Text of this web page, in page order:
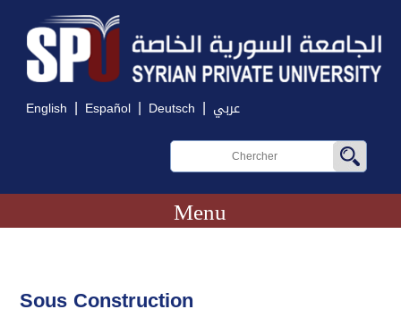
English | Español | Deutsch | عربي
Menu
Sous Construction